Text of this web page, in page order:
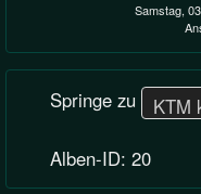
Samstag,
Springe zu
Alben-ID: 20